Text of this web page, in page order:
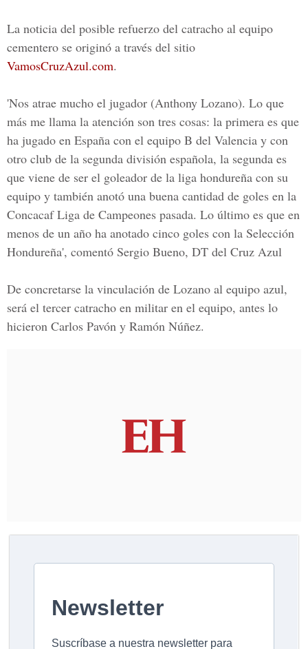
La noticia del posible refuerzo del catracho al equipo
cementero se originó a través del sitio
VamosCruzAzul.com.
'Nos atrae mucho el jugador (Anthony Lozano). Lo que
más me llama la atención son tres cosas: la primera es que
ha jugado en España con el equipo B del Valencia y con
otro club de la segunda división española, la segunda es
que viene de ser el goleador de la liga hondureña con su
equipo y también anotó una buena cantidad de goles en la
Concacaf Liga de Campeones pasada. Lo último es que en
menos de un año ha anotado cinco goles con la Selección
Hondureña', comentó Sergio Bueno, DT del Cruz Azul
De concretarse la vinculación de Lozano al equipo azul,
será el tercer catracho en militar en el equipo, antes lo
hicieron Carlos Pavón y Ramón Núñez.